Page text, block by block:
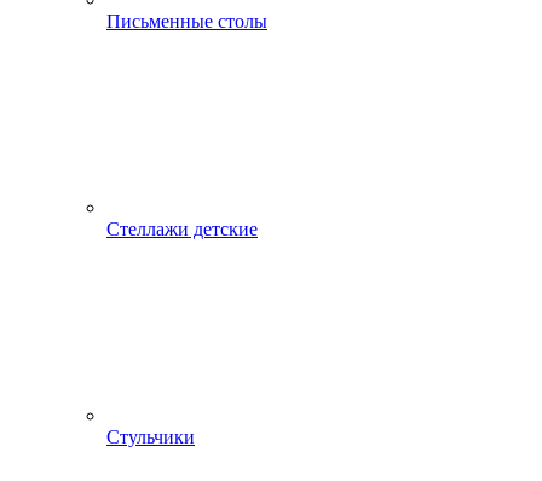
Письменные столы
Стеллажи детские
Стульчики